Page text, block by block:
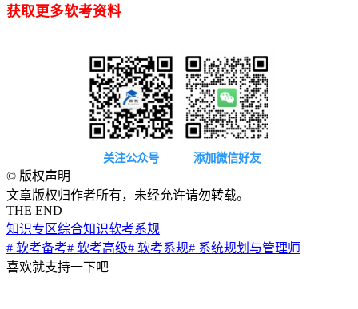
获取更多软考资料
关注公众号 添加微信好友
© 版权声明
文章版权归作者所有，未经允许请勿转载。
THE END
知识专区综合知识软考系规
# 软考备考# 软考高级# 软考系规# 系统规划与管理师
喜欢就支持一下吧